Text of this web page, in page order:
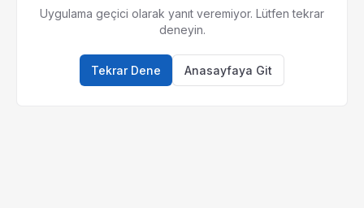
Uygulama geçici olarak yanıt veremiyor. Lütfen tekrar
deneyin.
Tekrar Dene Anasayfaya Git